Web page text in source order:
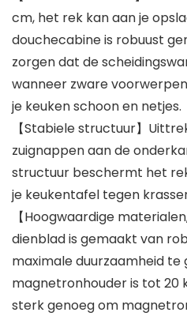
cm, het rek kan aan je
douchecabine is robuust
zorgen dat de
wanneer zware
je keuken schoon en netjes.
【Stabiele structuur】
zuignappen aan de
structuur beschermt het
je keukentafel tegen
【Hoogwaardige
dienblad is gemaakt van
maximale duurzaamheid te
magnetronhouder is tot 20
sterk genoeg om